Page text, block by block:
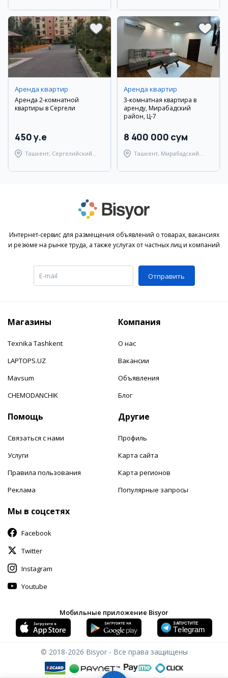
Аренда квартир
Аренда 2-комнатной
квартиры в Сергели
450 y.e
Ташкент, Сергелийский
Аренда квартир
3-комнатная квартира в
аренду, Мирабадский
район, Ц-7
8 400 000 сум
Ташкент, Мирабадский
Интернет-сервис для размещения объявлений о товарах, вакансиях
и резюме на рынке труда, а также услугах от частных лиц и компаний
Отправить
Магазины
Texnika Tashkent
LAPTOPS.UZ
Mavsum
CHEMODANCHIK
Компания
О нас
Вакансии
Объявления
Блог
Помощь
Связаться с нами
Услуги
Правила пользования
Реклама
Другие
Профиль
Карта сайта
Карта регионов
Популярные запросы
Мы в соцсетях
Facebook
Twitter
Instagram
Youtube
Мобильные приложение Bisyor
© 2018-2026 Bisyor - Все права защищены